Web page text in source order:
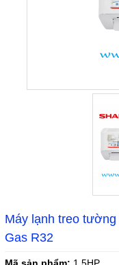
Máy lạnh treo
Gas R32